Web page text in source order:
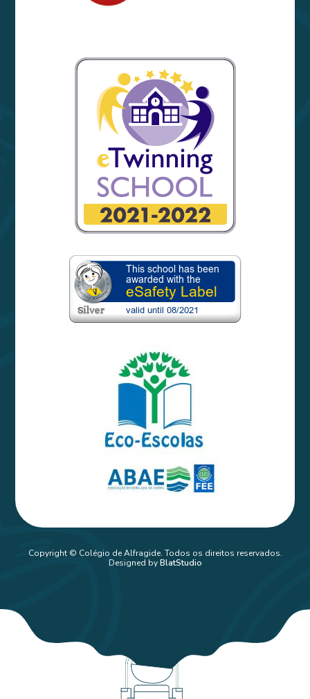
Copyright © Colégio de Alfragide. Todos os direitos reservados.
Designed byBlatStudio